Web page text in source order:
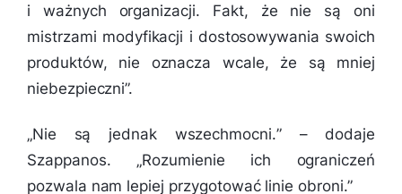
i ważnych organizacji. Fakt, że nie są oni
mistrzami modyfikacji i dostosowywania swoich
produktów, nie oznacza wcale, że są mniej
niebezpieczni”.
„Nie są jednak wszechmocni.” – dodaje
Szappanos. „Rozumienie ich ograniczeń
pozwala nam lepiej przygotować linie obroni.”